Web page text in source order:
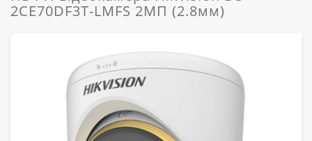
2CE70DF3T-LMFS 2МП (2.8мм)